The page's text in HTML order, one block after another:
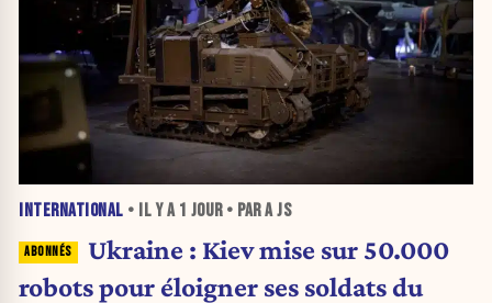
INTERNATIONAL • IL Y A 1 JOUR• PAR A JS
Ukraine : Kiev mise sur 50.000
robots pour éloigner ses soldats du